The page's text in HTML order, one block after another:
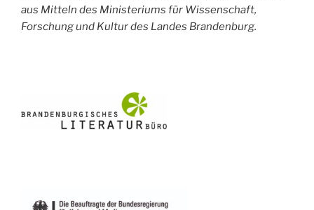
aus Mitteln des Ministeriums für Wissenschaft,
Forschung und Kultur des Landes Brandenburg.